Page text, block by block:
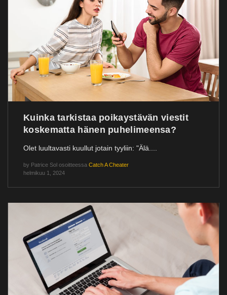
Kuinka tarkistaa poikaystävän viestit
koskematta hänen puhelimeensa?
Olet luultavasti kuullut jotain tyyliin: "Älä....
by Patrice Sol osoitteessa Catch A Cheater
helmikuu 1, 2024